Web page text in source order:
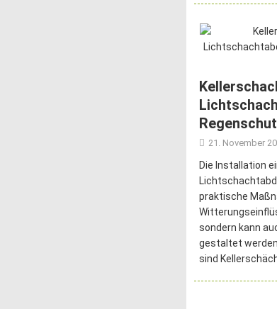
21. November
Die Installation
praktische
sondern kann
gestaltet
sind